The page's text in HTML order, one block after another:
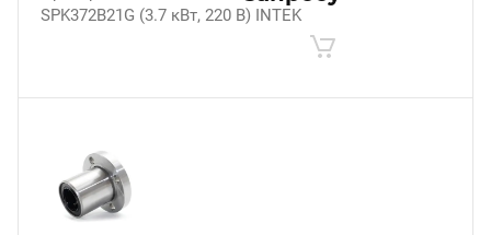
SPK372B21G (3.7 кВт, 220 В) INTEK